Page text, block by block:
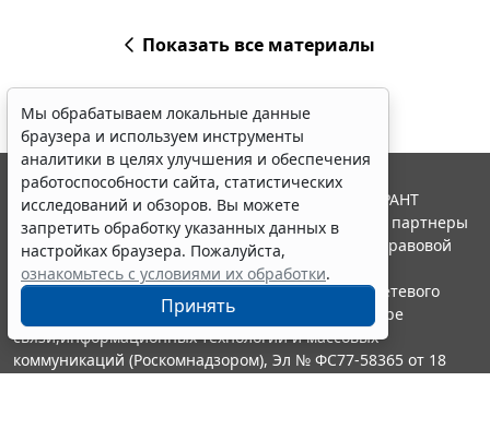
Показать все материалы
Мы обрабатываем локальные данные
браузера и используем инструменты
аналитики в целях улучшения и обеспечения
работоспособности сайта, статистических
исследований и обзоров. Вы можете
запретить обработку указанных данных в
настройках браузера. Пожалуйста,
ознакомьтесь с условиями их обработки.
Принять
© ООО "НПП "ГАРАНТ-СЕРВИС", 2026. Система ГАРАНТ
выпускается с 1990 года. Компания "Гарант" и ее партнеры
являются участниками Российской ассоциации правовой
информации ГАРАНТ.
Портал ГАРАНТ.РУ зарегистрирован в качестве сетевого
издания Федеральной службой по надзору в сфере
связи,информационных технологий и массовых
коммуникаций (Роскомнадзором), Эл № ФС77-58365 от 18